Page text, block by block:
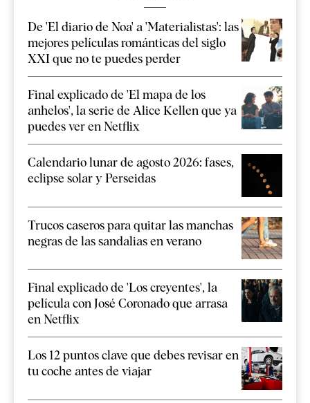
De 'El diario de Noa' a 'Materialistas': las
mejores películas románticas del siglo
XXI que no te puedes perder
Final explicado de 'El mapa de los
anhelos', la serie de Alice Kellen que ya
puedes ver en Netflix
Calendario lunar de agosto 2026: fases,
eclipse solar y Perseidas
Trucos caseros para quitar las manchas
negras de las sandalias en verano
Final explicado de 'Los creyentes', la
película con José Coronado que arrasa
en Netflix
Los 12 puntos clave que debes revisar en
tu coche antes de viajar